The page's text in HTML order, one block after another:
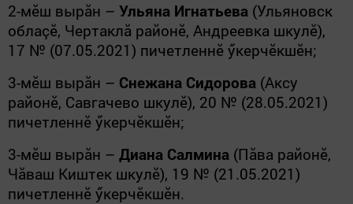
2-мӗш вырăн – Ульяна Игнатьева (Ульяновск
облаçӗ, Чертаклă районӗ, Андреевка шкулӗ),
17 № (07.05.2021) пичетленнӗ ӳкерчӗкшӗн;
3-мӗш вырăн – Снежана Сидорова (Аксу
районӗ, Савгачево шкулӗ), 20 № (28.05.2021)
пичетленнӗ ӳкерчӗкшӗн;
3-мӗш вырăн – Диана Салмина (Пăва районӗ,
Чăваш Киштек шкулӗ), 19 № (21.05.2021)
пичетленнӗ ӳкерчӗкшӗн.